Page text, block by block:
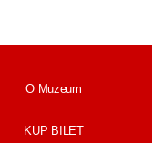
O Muzeum
KUP BILET